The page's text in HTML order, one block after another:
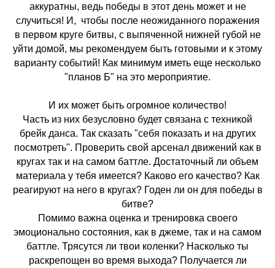
аккуратны, ведь победы в этот день может и не
случиться! И, чтобы после неожиданного поражения
в первом круге битвы, с выпяченной нижней губой не
уйти домой, мы рекомендуем быть готовыми и к этому
варианту событий! Как минимум иметь еще несколько
"планов Б" на это мероприятие.
И их может быть огромное количество!
Часть из них безусловно будет связана с техникой
брейк данса. Так сказать "себя показать и на других
посмотреть". Проверить свой арсенал движений как в
кругах так и на самом баттле. Достаточный ли объем
материала у тебя имеется? Каково его качество? Как
реагируют на него в кругах? Годен ли он для победы в
битве?
Помимо важна оценка и тренировка своего
эмоционально состояния, как в джеме, так и на самом
баттле. Трясутся ли твои коленки? Насколько ты
раскрепощен во время выхода? Получается ли